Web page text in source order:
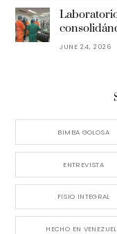
JUNE 24, 2026
BIMBA GOLOSA
ENTREVISTA
FISIO INTEGRAL
HECHO EN